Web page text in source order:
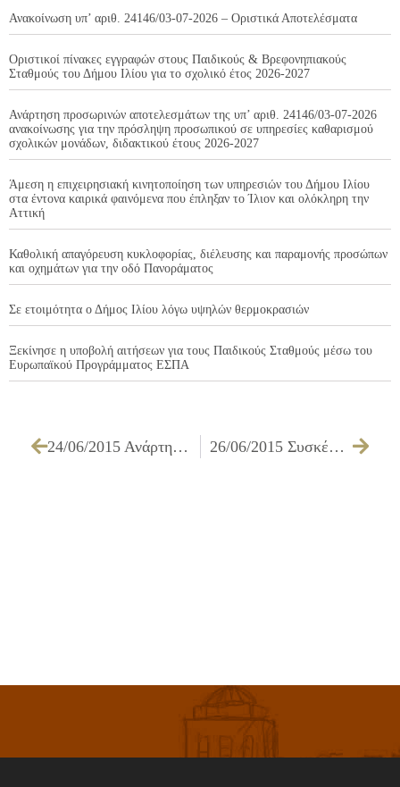
Ανακοίνωση υπ’ αριθ. 24146/03-07-2026 – Οριστικά Αποτελέσματα
Οριστικοί πίνακες εγγραφών στους Παιδικούς & Βρεφονηπιακούς
Σταθμούς του Δήμου Ιλίου για το σχολικό έτος 2026-2027
Ανάρτηση προσωρινών αποτελεσμάτων της υπ’ αριθ. 24146/03-07-2026
ανακοίνωσης για την πρόσληψη προσωπικού σε υπηρεσίες καθαρισμού
σχολικών μονάδων, διδακτικού έτους 2026-2027
Άμεση η επιχειρησιακή κινητοποίηση των υπηρεσιών του Δήμου Ιλίου
στα έντονα καιρικά φαινόμενα που έπληξαν το Ίλιον και ολόκληρη την
Αττική
Καθολική απαγόρευση κυκλοφορίας, διέλευσης και παραμονής προσώπων
και οχημάτων για την οδό Πανοράματος
Σε ετοιμότητα ο Δήμος Ιλίου λόγω υψηλών θερμοκρασιών
Ξεκίνησε η υποβολή αιτήσεων για τους Παιδικούς Σταθμούς μέσω του
Ευρωπαϊκού Προγράμματος ΕΣΠΑ
24/06/2015 Ανάρτηση πινάκων κατάταξης (προσωρινά αποτελέσματα ΣΟΧ 2/2015) 26/06/2015 Συσκέψεις και μέτρα για τη «Λευκή Νύχτα» στον Δήμο Ιλίου